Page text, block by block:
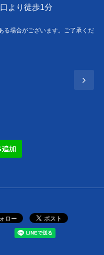
より徒歩1分
場合がございます。ご了承くだ